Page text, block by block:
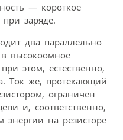
— короткое
заряде.
два параллельно
высокоомное
этом, естественно,
Ток же, протекающий
ограничен
и, соответственно,
на резисторе